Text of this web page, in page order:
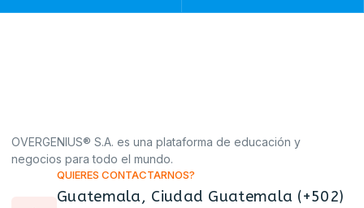
OVERGENIUS® S.A. es una plataforma de educación y
negocios para todo el mundo.
QUIERES CONTACTARNOS?
Guatemala, Ciudad Guatemala (+502)